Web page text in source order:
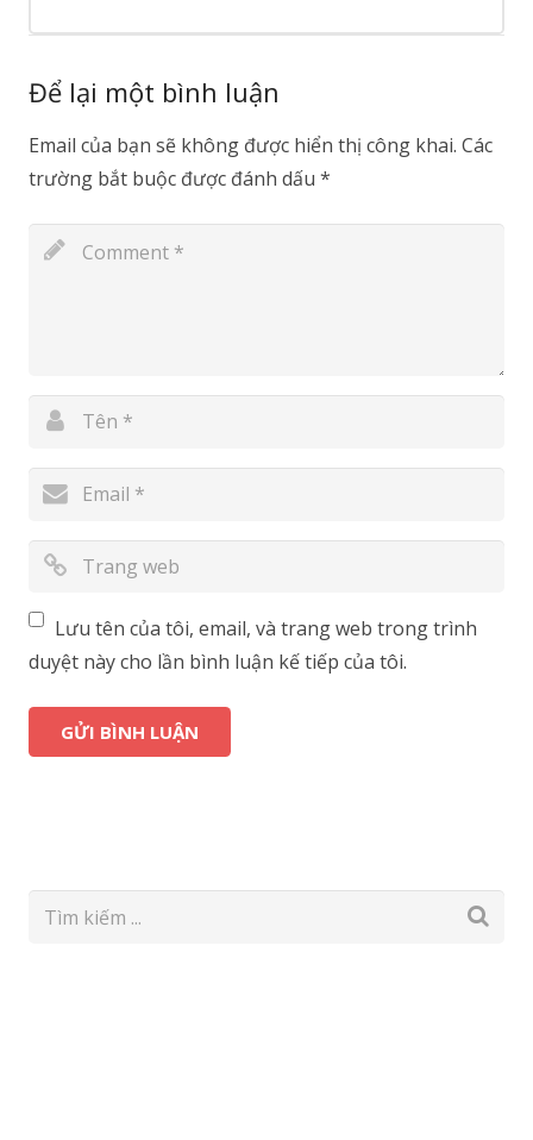
Để lại một bình luận
Email của bạn sẽ không được hiển thị công khai. Các
trường bắt buộc được đánh dấu *
Lưu tên của tôi, email, và trang web trong trình
duyệt này cho lần bình luận kế tiếp của tôi.